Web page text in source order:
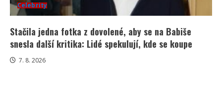
Celebrity
Stačila jedna fotka z dovolené, aby se na Babiše
snesla další kritika: Lidé spekulují, kde se koupe
7. 8. 2026